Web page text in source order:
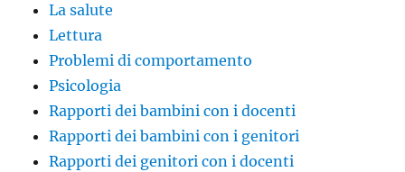
La salute
Lettura
Problemi di comportamento
Psicologia
Rapporti dei bambini con i docenti
Rapporti dei bambini con i genitori
Rapporti dei genitori con i docenti